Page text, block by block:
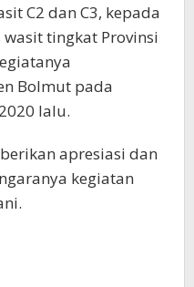
C2 dan C3, kepada
tingkat Provinsi
Bolmut pada
lalu.
apresiasi dan
kegiatan